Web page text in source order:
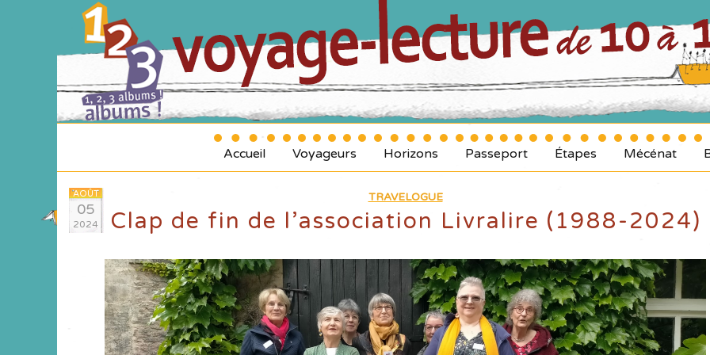
Accueil Voyageurs Horizons Passeport Étapes Mécénat
AOÛT
05
2024
TRAVELOGUE
Clap de fin de l’association Livralire (1988-2024)